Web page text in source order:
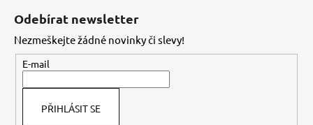
Odebírat newsletter
Nezmeškejte žádné novinky či slevy!
E-mail
PŘIHLÁSIT SE